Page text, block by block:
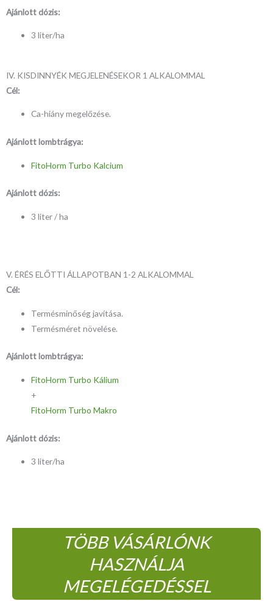
Ajánlott dózis:
3 liter/ha
IV. KISDINNYÉK MEGJELENÉSEKOR 1 ALKALOMMAL
Cél:
Ca-hiány megelőzése.
Ajánlott lombtrágya:
FitoHorm Turbo Kalcium
Ajánlott dózis:
3 liter / ha
V. ÉRÉS ELŐTTI ÁLLAPOTBAN 1-2 ALKALOMMAL
Cél:
Termésminőség javítása.
Termésméret növelése.
Ajánlott lombtrágya:
FitoHorm Turbo Kálium
+
FitoHorm Turbo Makro
Ajánlott dózis:
3 liter/ha
TÖBB VÁSÁRLÓNK
HASZNÁLJA
MEGELÉGEDÉSSEL